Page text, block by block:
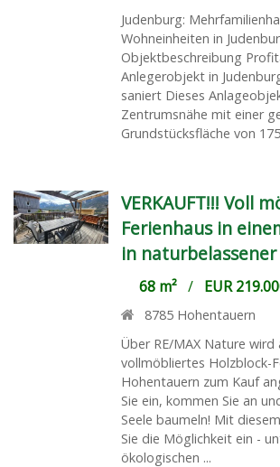
Judenburg:
Wohneinheiten in
Objektbeschreibung
Anlegerobjekt in
saniert Dieses
Zentrumsnähe mit einer
Grundstücksfläche von
VERKAUFT!!! Voll
Ferienhaus in
in
68 m²/ EUR
8785 Hohentauern
Über RE/MAX Nature wird
vollmöbliertes Holzblock-
Hohentauern zum Kauf
Sie ein, kommen Sie an
Seele baumeln! Mit
Sie die Möglichkeit ein -
ökologischen ...